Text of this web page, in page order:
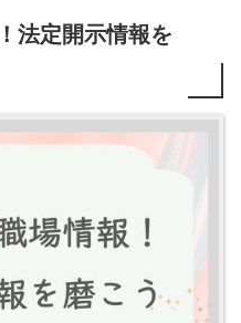
法定開示情報を